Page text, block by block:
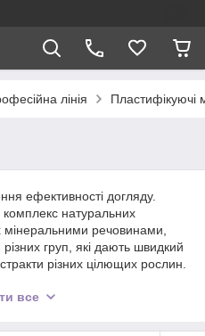
лінія Пластифікуючі
ефективності догляду.
натуральних
мінеральними речовинами,
груп, які дають швидкий
різних цілющих рослин.
набряклість,
все